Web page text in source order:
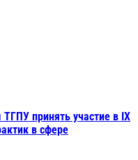
принять участие в IX
в сфере